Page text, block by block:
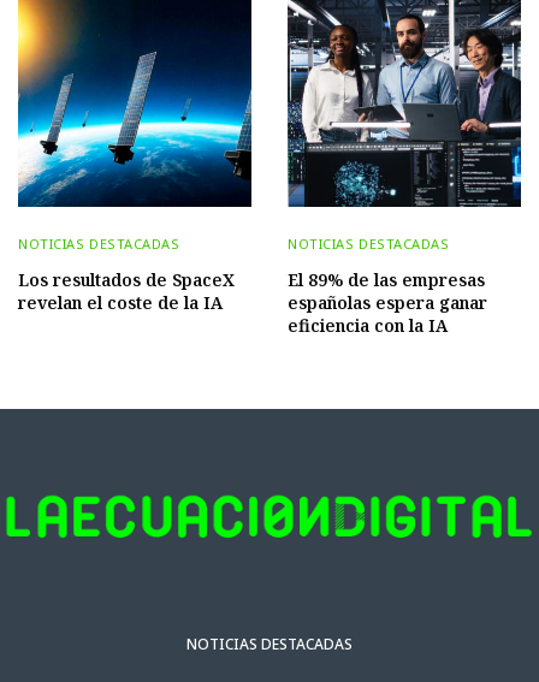
NOTICIAS DESTACADAS
Los resultados de SpaceX
revelan el coste de la IA
NOTICIAS DESTACADAS
El 89% de las empresas
españolas espera ganar
eficiencia con la IA
NOTICIAS DESTACADAS